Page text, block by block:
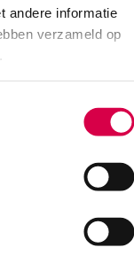
andere informatie
verzameld op
131.68incl. BTW